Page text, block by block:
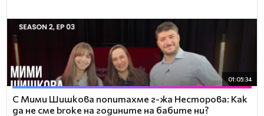
01:05:34
С Мими Шишкова попитахме г-жа Несторова: Как
да не сме broke на годините на бабите ни?